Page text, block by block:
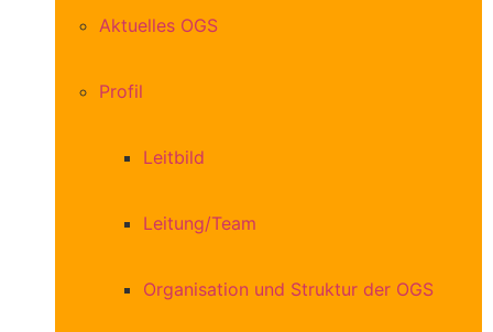
Aktuelles OGS
Profil
Leitbild
Leitung/Team
Organisation und Struktur der OGS